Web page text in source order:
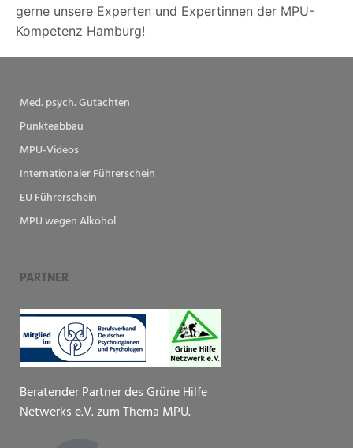
gerne unsere Experten und Expertinnen der MPU-
Kompetenz Hamburg!
Med. psych. Gutachten
Punkteabbau
MPU-Videos
Internationaler Führerschein
EU Führerschein
MPU wegen Alkohol
PARTNER
Beratender Partner des Grüne Hilfe
Netwerks e.V. zum Thema MPU.